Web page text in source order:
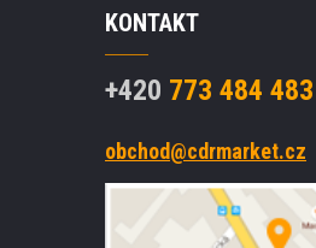
KONTAKT
+420 773 484 483
obchod@cdrmarket.cz